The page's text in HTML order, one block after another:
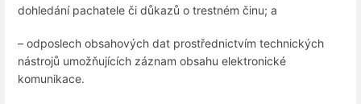
dohledání pachatele či důkazů o trestném činu; a
– odposlech obsahových dat prostřednictvím technických
nástrojů umožňujících záznam obsahu elektronické
komunikace.